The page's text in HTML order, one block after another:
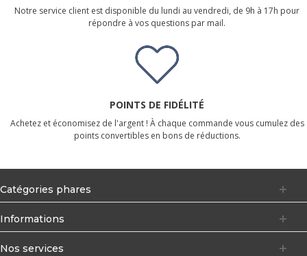
Notre service client est disponible du lundi au vendredi, de 9h à 17h pour
répondre à vos questions par mail.
POINTS DE FIDÉLITÉ
Achetez et économisez de l'argent ! À chaque commande vous cumulez des
points convertibles en bons de réductions.
Catégories phares
Informations
Nos services